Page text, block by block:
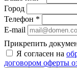
Город
Телефон *
E-mail
Прикрепить
Я согласен на
договором оферты